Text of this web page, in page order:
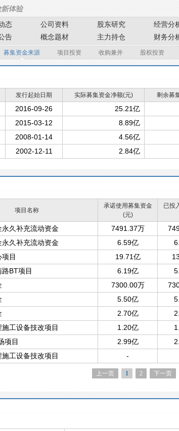
态 公司资料 股东研究 经营分
告
概念题材 主力持仓 财务分
募集资金来源 项目投资 收购兼并 股权投资
发行起始日期 实际募集资金净额(元) 剩余募
2016-09-26 25.21亿
2015-03-12 8.89亿
2008-01-14 4.56亿
2002-12-11 2.84亿
项目名称
承诺使用募集资金
(元)
已投
久补充流动资金 7491.37万
久补充流动资金 6.59亿
目 19.71亿
BT项目 6.19亿
7300.00万
5.50亿
2.70亿
工设备技改项目 1.20亿
项目 2.99亿
工设备技改项目 -
上一页 1 2 下一页